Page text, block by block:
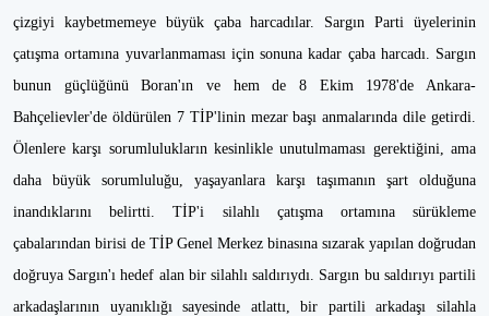
çizgiyi kaybetmemeye büyük çaba harcadılar. Sargın Parti üyelerinin
çatışma ortamına yuvarlanmaması için sonuna kadar çaba harcadı. Sargın
bunun güçlüğünü Boran'ın ve hem de 8 Ekim 1978'de Ankara-
Bahçelievler'de öldürülen 7 TİP'linin mezar başı anmalarında dile getirdi.
Ölenlere karşı sorumlulukların kesinlikle unutulmaması gerektiğini, ama
daha büyük sorumluluğu, yaşayanlara karşı taşımanın şart olduğuna
inandıklarını belirtti. TİP'i silahlı çatışma ortamına sürükleme
çabalarından birisi de TİP Genel Merkez binasına sızarak yapılan doğrudan
doğruya Sargın'ı hedef alan bir silahlı saldırıydı. Sargın bu saldırıyı partili
arkadaşlarının uyanıklığı sayesinde atlattı, bir partili arkadaşı silahla